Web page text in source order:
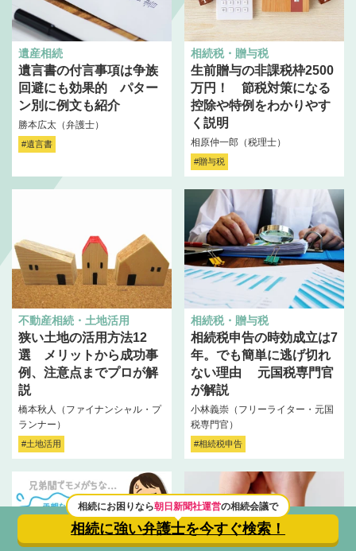
遺産相続
遺言書の付言事項は争族
回避にも効果的 パター
ン別に例文も紹介
勝本広太（弁護士）
#遺言書
相続税・贈与税
生前贈与の非課税枠2500
万円！ 節税対策になる
控除や特例をわかりやす
く説明
相原仲一郎（税理士）
#贈与税
不動産相続・土地活用
狭い土地の活用方法12
選 メリットから成功事
例、注意点までプロが解
説
橋本秋人（ファイナンシャル・プ
ランナー）
#土地活用
相続税・贈与税
相続税申告の時効成立は7
年。でも簡単に逃げ切れ
ない理由 元国税専門官
が解説
小林義崇（フリーライター・元国
税専門官）
#相続税申告
相続にお困りなら朝日新聞社運営の相続会議で
相続に強い弁護士を今すぐ検索！